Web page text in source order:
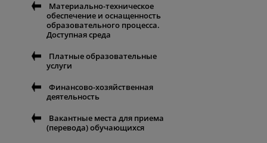
Материально-техническое
обеспечение и оснащенность
образовательного процесса.
Доступная среда
Платные образовательные
услуги
Финансово-хозяйственная
деятельность
Вакантные места для приема
(перевода) обучающихся